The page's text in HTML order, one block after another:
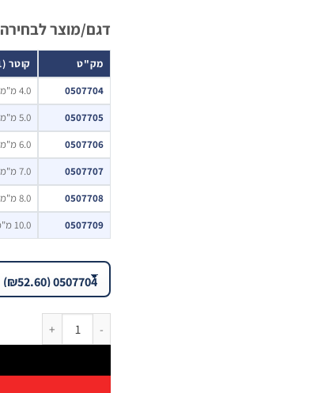
דגם/מוצר לבחירה
מק"ט קוטר (D1)
0507704
4.0 מ"מ
0507705
5.0 מ"מ
0507706
6.0 מ"מ
0507707
7.0 מ"מ
0507708
8.0 מ"מ
0507709
10.0 מ"מ
כמות של מקדח לאימפקט 4T XXX6 1/4" HEX ראש אדום – לבטון מזוין | B.Tech